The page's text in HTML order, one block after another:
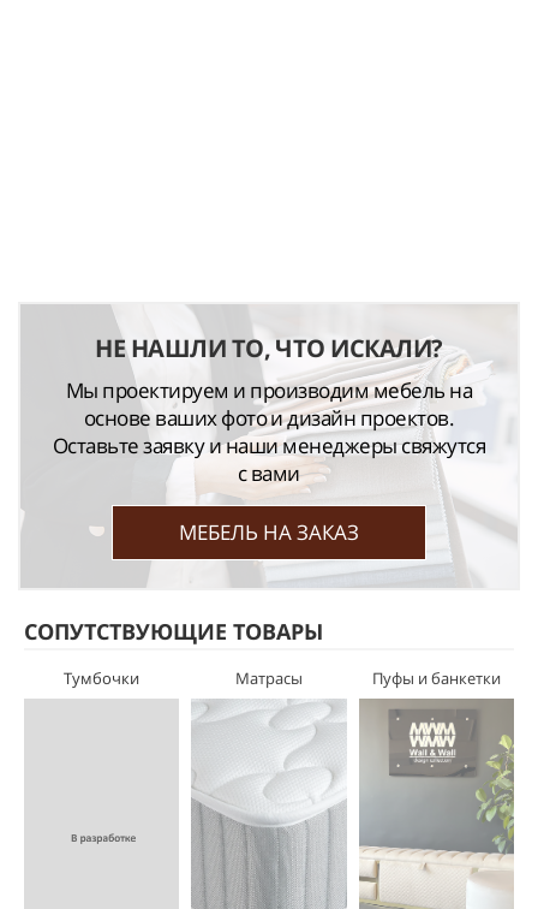
НЕ НАШЛИ ТО, ЧТО ИСКАЛИ?
Мы проектируем и производим мебель на
основе ваших фото и дизайн проектов.
Оставьте заявку и наши менеджеры свяжутся
с вами
МЕБЕЛЬ НА ЗАКАЗ
СОПУТСТВУЮЩИЕ ТОВАРЫ
Тумбочки Матрасы Пуфы и банкетки